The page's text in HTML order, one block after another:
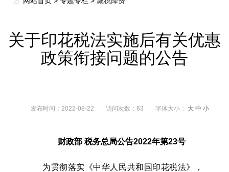
关于印花税法实施后有关优惠
政策衔接问题的公告
发布时间：2022-08-22 访问次数：63 字体大小： 大 中 小
财政部 税务总局公告2022年第23号
为贯彻落实《中华人民共和国印花税法》，